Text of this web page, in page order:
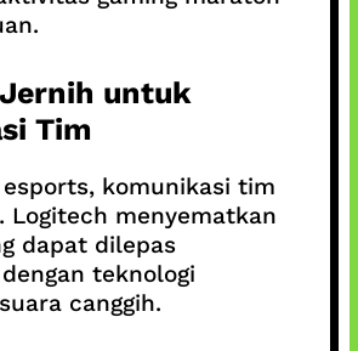
untuk
Tim
komunikasi tim
Logitech menyematkan
dapat dilepas
teknologi
canggih.